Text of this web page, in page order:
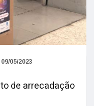
09/05/2023
de arrecadação